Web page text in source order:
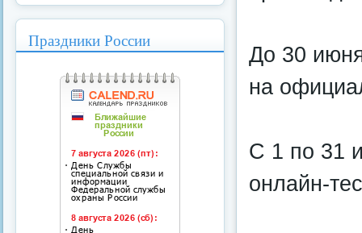
До 30
на
С 1 по 31
онлайн-
Праздники России